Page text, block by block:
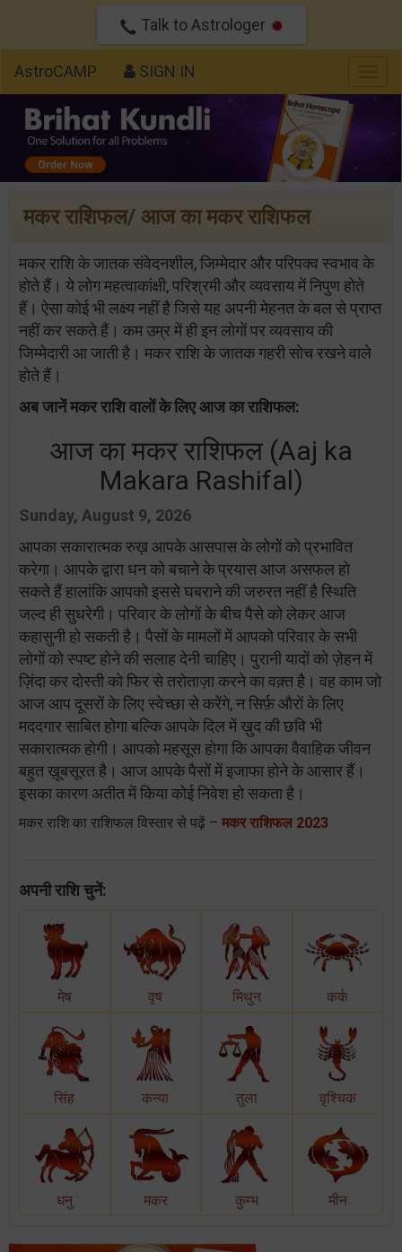
Talk to Astrologer
AstroCAMP SIGN IN
मकर राशिफल/ आज का मकर राशिफल
मकर राशि के जातक संवेदनशील, जिम्मेदार और परिपक्व स्वभाव के
होते हैं। ये लोग महत्वाकांक्षी, परिश्रमी और व्यवसाय में निपुण होते
हैं। ऐसा कोई भी लक्ष्य नहीं है जिसे यह अपनी मेहनत के बल से प्राप्त
नहीं कर सकते हैं। कम उम्र में ही इन लोगों पर व्यवसाय की
जिम्मेदारी आ जाती है। मकर राशि के जातक गहरी सोच रखने वाले
होते हैं।
अब जानें मकर राशि वालों के लिए आज का राशिफल:
आज का मकर राशिफल (Aaj ka
Makara Rashifal)
Sunday, August 9, 2026
आपका सकारात्मक रुख़ आपके आसपास के लोगों को प्रभावित
करेगा। आपके द्वारा धन को बचाने के प्रयास आज असफल हो
सकते हैं हालांकि आपको इससे घबराने की जरुरत नहीं है स्थिति
जल्द ही सुधरेगी। परिवार के लोगों के बीच पैसे को लेकर आज
कहासुनी हो सकती है। पैसों के मामलों में आपको परिवार के सभी
लोगों को स्पष्ट होने की सलाह देनी चाहिए। पुरानी यादों को ज़ेहन में
ज़िंदा कर दोस्ती को फिर से तरोताज़ा करने का वक़्त है। वह काम जो
आज आप दूसरों के लिए स्वेच्छा से करेंगे, न सिर्फ़ औरों के लिए
मददगार साबित होगा बल्कि आपके दिल में ख़ुद की छवि भी
सकारात्मक होगी। आपको महसूस होगा कि आपका वैवाहिक जीवन
बहुत ख़ूबसूरत है। आज आपके पैसों में इजाफा होने के आसार हैं।
इसका कारण अतीत में किया कोई निवेश हो सकता है।
मकर राशि का राशिफल विस्तार से पढ़ें – मकर राशिफल 2023
अपनी राशि चुनें:
मेष वृष मिथुन कर्क
सिंह कन्या तुला वृश्चिक
धनु मकर कुम्भ मीन